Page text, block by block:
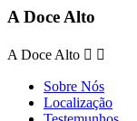
A Doce Alto
A Doce Alto  
Sobre Nós
Localização